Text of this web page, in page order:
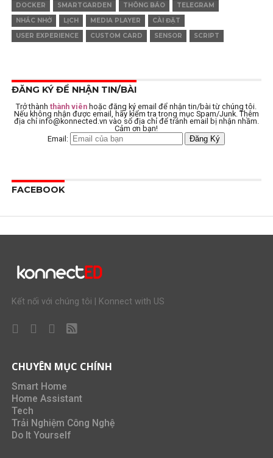
DOCKER
SMARTGARDEN THÔNG BÁO
TELEGRAM
NHẮC NHỞ
LỊCH MEDIA PLAYER
CÀI ĐẶT
USER EXPERIENCE
CUSTOM CARD SENSOR SCRIPT
ĐĂNG KÝ ĐỂ NHẬN TIN/BÀI
Trở thànhthành viên hoặc đăng ký email để nhận tin/bài từ chúng tôi.
Nếu không nhận được email, hãy kiểm tra trong mục Spam/Junk. Thêm
địa chỉ info@konnected.vn vào sổ địa chỉ để tránh email bị nhận nhầm.
Cảm ơn bạn!
Email:
FACEBOOK
Kết nối với chúng tôi | Konnect with US
CHUYÊN MỤC CHÍNH
Smart Home
Home Assistant
Tech
Trải Nghiệm Công Nghệ
Do It Yourself